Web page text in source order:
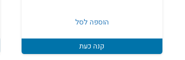
הוספה לסל
קנה כעת